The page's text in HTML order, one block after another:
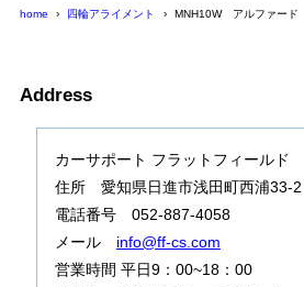
home 四輪アライメント MNH10W アルファー
Address
カーサポート フラットフィールド
住所 愛知県日進市浅田町西浦33-2
電話番号 052-887-4058
メール info@ff-cs.com
営業時間 平日9：00~18：00